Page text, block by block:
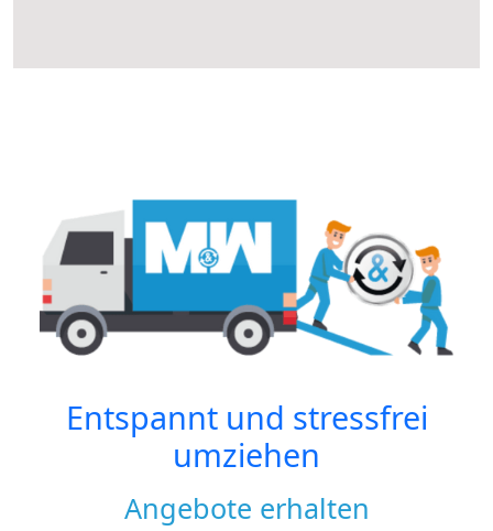
Entspannt und stressfrei
umziehen
Angebote erhalten